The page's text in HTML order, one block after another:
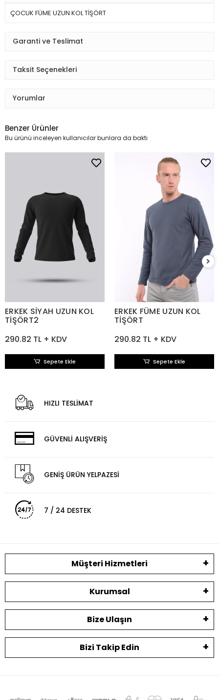
ÇOCUK FÜME UZUN KOL TİŞÖRT
Garanti ve Teslimat
Taksit Seçenekleri
Yorumlar
Benzer Ürünler
Bu ürünü inceleyen kullanıcılar bunlara da baktı
ERKEK SİYAH UZUN KOL
TİŞÖRT2
290.82 TL + KDV
Sepete Ekle
ERKEK FÜME UZUN KOL
TİŞÖRT
290.82 TL + KDV
Sepete Ekle
HIZLI TESLİMAT
GÜVENLİ ALIŞVERİŞ
GENİŞ ÜRÜN YELPAZESİ
7 / 24 DESTEK
Müşteri Hizmetleri
Kurumsal
Bize Ulaşın
Bizi Takip Edin